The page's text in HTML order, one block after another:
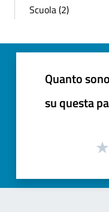
Scuola (2)
Quanto
su questa